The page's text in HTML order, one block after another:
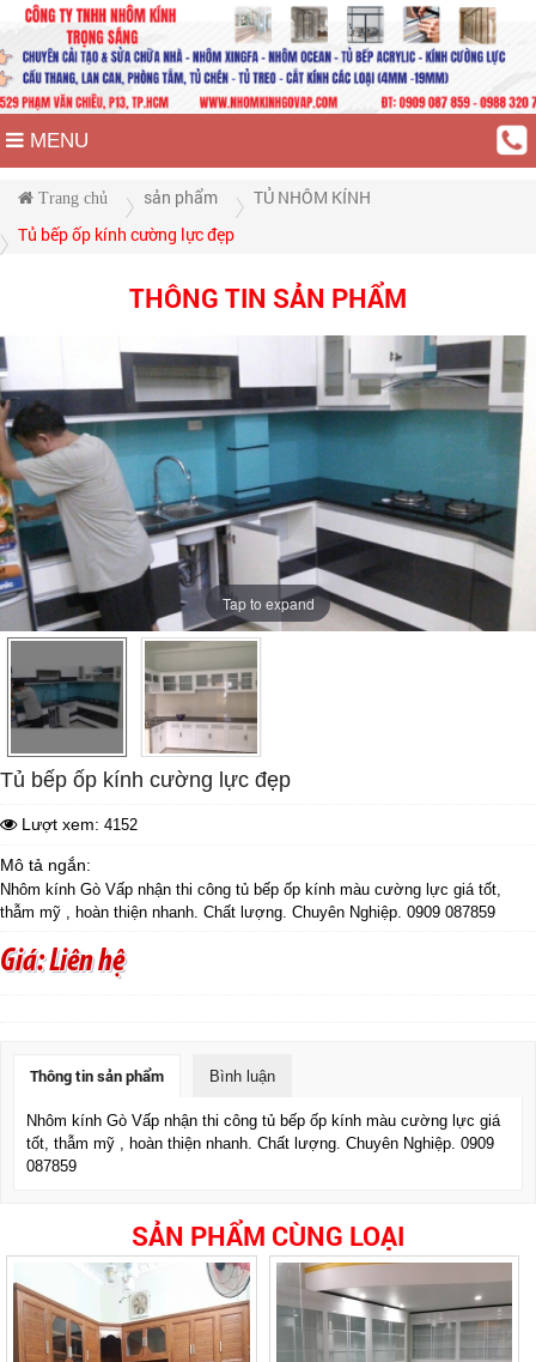
MENU
Trang chủ sản phẩm
TỦ NHÔM KÍNH
Tủ bếp ốp kính cường lực đẹp
THÔNG TIN SẢN PHẨM
Tap to expand
Tủ bếp ốp kính cường lực đẹp
Lượt xem: 4152
Mô tả ngắn:
Nhôm kính Gò Vấp nhận thi công tủ bếp ốp kính màu cường lực giá tốt,
thẫm mỹ , hoàn thiện nhanh. Chất lượng. Chuyên Nghiệp. 0909 087859
Giá: Liên hệ
Thông tin sản phẩm Bình luận
Nhôm kính Gò Vấp nhận thi công tủ bếp ốp kính màu cường lực giá
tốt, thẫm mỹ , hoàn thiện nhanh. Chất lượng. Chuyên Nghiệp. 0909
087859
SẢN PHẨM CÙNG LOẠI